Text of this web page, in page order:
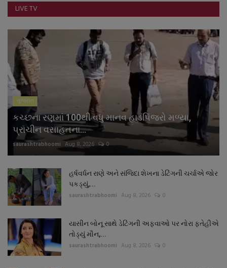
LIVE TV
ગુજરાત
કચ્છના રણમાં 100થી વધુ માનવ હાડપિંજરો મળ્યા,
પ્રાચીન વસાહતના...
saurashtrabhoomi Aug 8, 2026 0
હર્ષવર્ધન રાણે અને સંજિદા શેખના ડેટિંગની ચર્ચાએ જોર
પકડ્યું,...
saurashtrabhoomi Aug 8, 2026 0
યાસીન બોનૂ સાથે ડેટિંગની અફવાઓ પર નોરા ફતેહીએ
તોડ્યું મૌન,...
saurashtrabhoomi Aug 8, 2026 0